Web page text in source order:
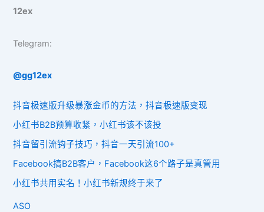
12ex
Telegram:
@gg12ex
抖音极速版升级暴涨金币的方法，抖音极速版变现
小红书B2B预算收紧，小红书该不该投
抖音留引流钩子技巧，抖音一天引流100+
Facebook搞B2B客户，Facebook这6个路子是真管用
小红书共用实名！小红书新规终于来了
ASO